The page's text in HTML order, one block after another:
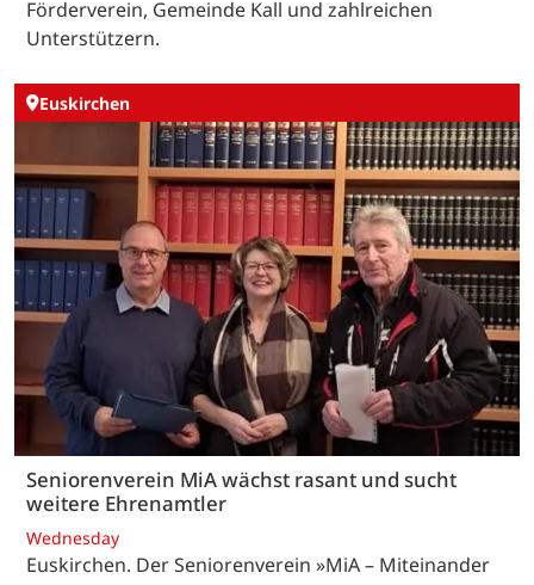
Förderverein, Gemeinde Kall und zahlreichen
Unterstützern.
Euskirchen
Seniorenverein MiA wächst rasant und sucht
weitere Ehrenamtler
Wednesday
Euskirchen. Der Seniorenverein »MiA – Miteinander